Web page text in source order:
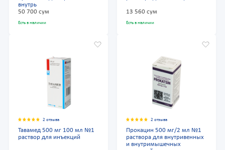
внутрь
50 700 сум
Есть в наличии
13 560 сум
Есть в наличии
2 отзыва
Тавамед 500 мг 100 мл №1
раствор для инъекций
2 отзыва
Прокацин 500 мг/2 мл №1
раствора для внутривенных
и внутримышечных